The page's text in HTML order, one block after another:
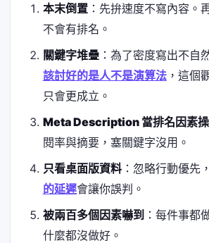
本末倒置：先拚速度不寫內容。
不會有排名。
關鍵字堆疊：為了密度寫出不自
該討好的是人不是演算法，這個
只會更成立。
Meta Description 當排名因素
閱率與摘要，塞關鍵字沒用。
只看桌面版資料：忽略行動優先，
的延遲會讓你誤判。
被兩百多個因素嚇到 ：每件事都
什麼都沒做好。